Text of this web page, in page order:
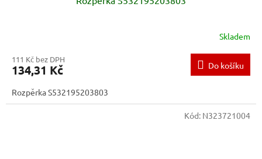
Skladem
111 Kč bez DPH
134,31 Kč Do košíku
Rozpěrka S532195203803
Kód: N323721004